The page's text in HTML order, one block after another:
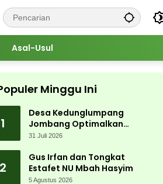
Asal-Usul
Minggu Ini
1
Desa Kedunglumpang
Jombang Optimalkan
Singkong Lokal, Warga Diajari
31 Juli 2026
2
Gus Irfan dan Tongkat
Estafet NU Mbah Hasyim
5 Agustus 2026